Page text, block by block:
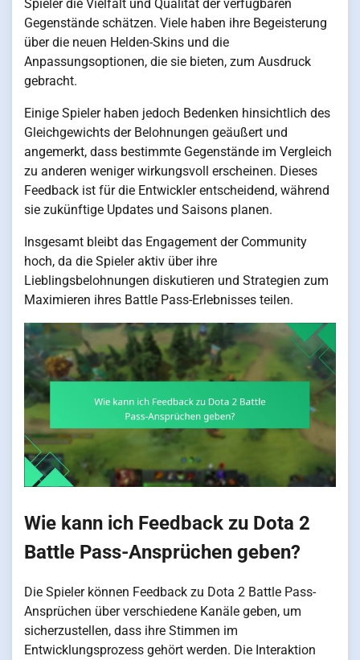
Spieler die Vielfalt und Qualität der verfügbaren
Gegenstände schätzen. Viele haben ihre Begeisterung
über die neuen Helden-Skins und die
Anpassungsoptionen, die sie bieten, zum Ausdruck
gebracht.
Einige Spieler haben jedoch Bedenken hinsichtlich des
Gleichgewichts der Belohnungen geäußert und
angemerkt, dass bestimmte Gegenstände im Vergleich
zu anderen weniger wirkungsvoll erscheinen. Dieses
Feedback ist für die Entwickler entscheidend, während
sie zukünftige Updates und Saisons planen.
Insgesamt bleibt das Engagement der Community
hoch, da die Spieler aktiv über ihre
Lieblingsbelohnungen diskutieren und Strategien zum
Maximieren ihres Battle Pass-Erlebnisses teilen.
Wie kann ich Feedback zu Dota 2
Battle Pass-Ansprüchen geben?
Die Spieler können Feedback zu Dota 2 Battle Pass-
Ansprüchen über verschiedene Kanäle geben, um
sicherzustellen, dass ihre Stimmen im
Entwicklungsprozess gehört werden. Die Interaktion